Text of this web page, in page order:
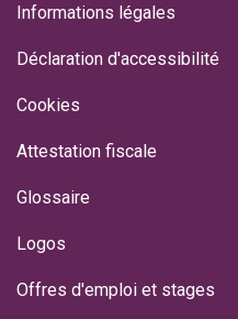
Informations légales
Déclaration d'accessibilité
Cookies
Attestation fiscale
Glossaire
Logos
Offres d'emploi et stages